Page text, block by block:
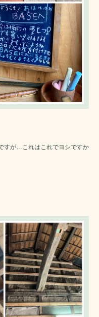
すが…これはこれでヨシですか